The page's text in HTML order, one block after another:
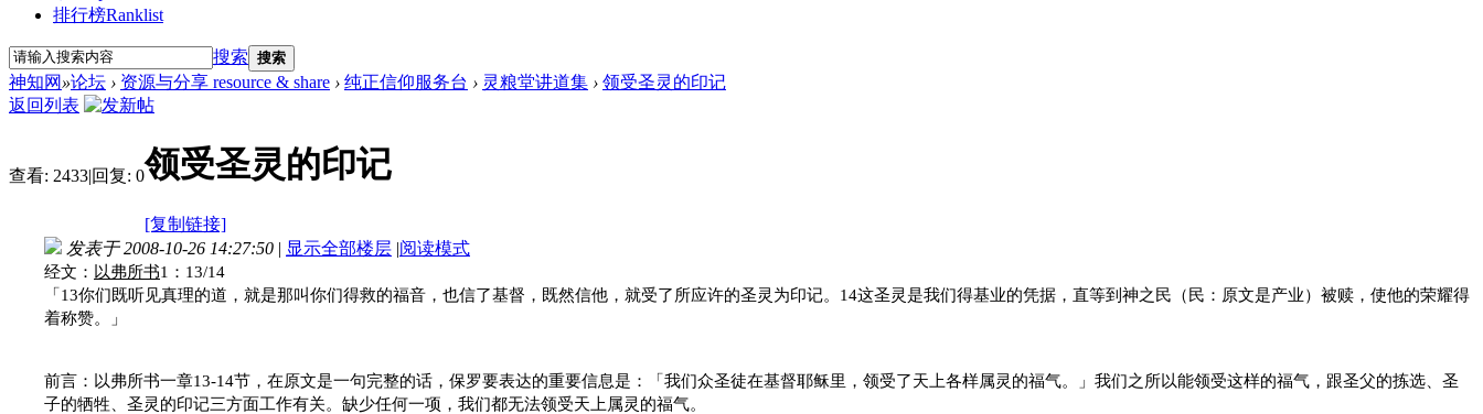
排行榜Ranklist
搜索 搜索
神知网 »论坛 › 资源与分享 resource & share › 纯正信仰服务台 › 灵粮堂讲道集 › 领受圣灵的印记
返回列表
查看: 2433|回复: 0领受圣灵的印记
[复制链接]
发表于 2008-10-26 14:27:50 | 显示全部楼层 |阅读模式
经文： 以弗所书1 ： 13/14
「13你们既听见真理的道，就是那叫你们得救的福音，也信了基督，既然信他，就受了所应许的圣灵为印记。 14这圣灵是我们得基业的凭据，直等到神之民（民：原文是产业）被赎，使他的荣耀得
着称赞。」
前言：以弗所书一章13-14节，在原文是一句完整的话，保罗要表达的重要信息是：「我们众圣徒在基督耶稣里，领受了天上各样属灵的福气。」我们之所以能领受这样的福气，跟圣父的拣选、圣
子的牺牲、圣灵的印记三方面工作有关。缺少任何一项，我们都无法领受天上属灵的福气。